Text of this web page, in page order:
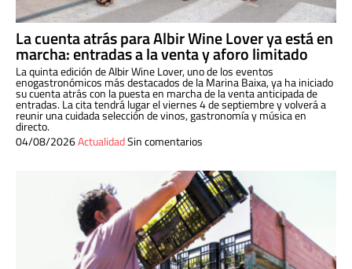
La cuenta atrás para Albir Wine Lover ya está en
marcha: entradas a la venta y aforo limitado
La quinta edición de Albir Wine Lover, uno de los eventos
enogastronómicos más destacados de la Marina Baixa, ya ha iniciado
su cuenta atrás con la puesta en marcha de la venta anticipada de
entradas. La cita tendrá lugar el viernes 4 de septiembre y volverá a
reunir una cuidada selección de vinos, gastronomía y música en
directo.
04/08/2026ActualidadSin comentarios